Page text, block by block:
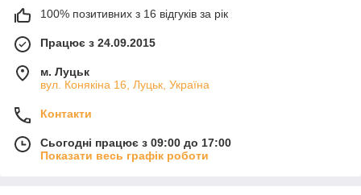
100% позитивних з 16 відгуків за рік
Працює з 24.09.2015
м. Луцьк
вул. Конякіна 16, Луцьк, Україна
Контакти
Сьогодні працює з 09:00 до 17:00
Показати весь графік роботи